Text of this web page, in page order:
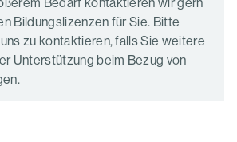
Bildungslizenzen für Sie. Bitte
zu kontaktieren, falls Sie weitere
Unterstützung beim Bezug von